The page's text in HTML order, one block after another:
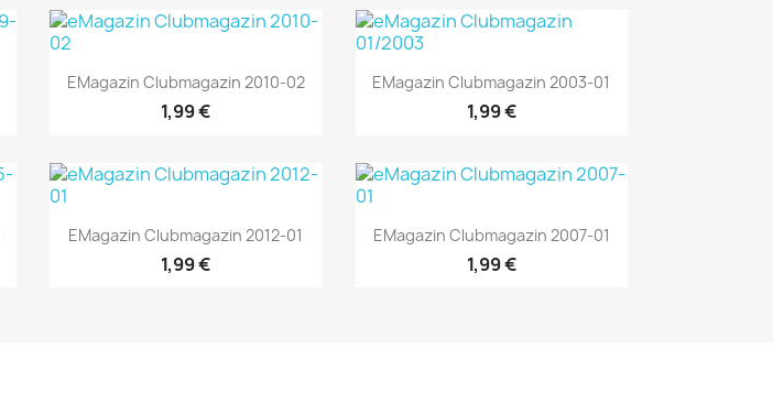
Vorschau
EMagazin Clubmagazin 2010-02
1,99 €
Vorschau
EMagazin Clubmagazin 2003-01
1,99 €
Vorschau
EMagazin Clubmagazin 2012-01
1,99 €
Vorschau
EMagazin Clubmagazin 2007-01
1,99 €